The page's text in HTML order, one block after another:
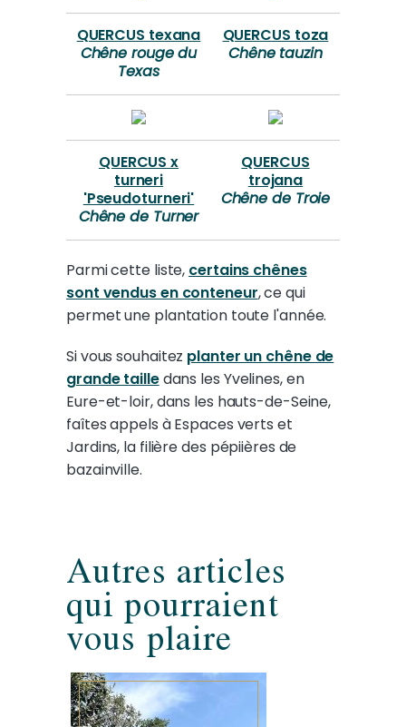
QUERCUS texana
Chêne rouge du
Texas
QUERCUS toza
Chêne tauzin
QUERCUS x
turneri
'Pseudoturneri'
Chêne de Turner
QUERCUS
trojana
Chêne de Troie
Parmi cette liste, certains chênes
sont vendus en conteneur, ce qui
permet une plantation toute l'année.
Si vous souhaitez planter un chêne de
grande tailledans les Yvelines, en
Eure-et-loir, dans les hauts-de-Seine,
faîtes appels à Espaces verts et
Jardins, la filière des pépiières de
bazainville.
Autres articles
qui pourraient
vous plaire